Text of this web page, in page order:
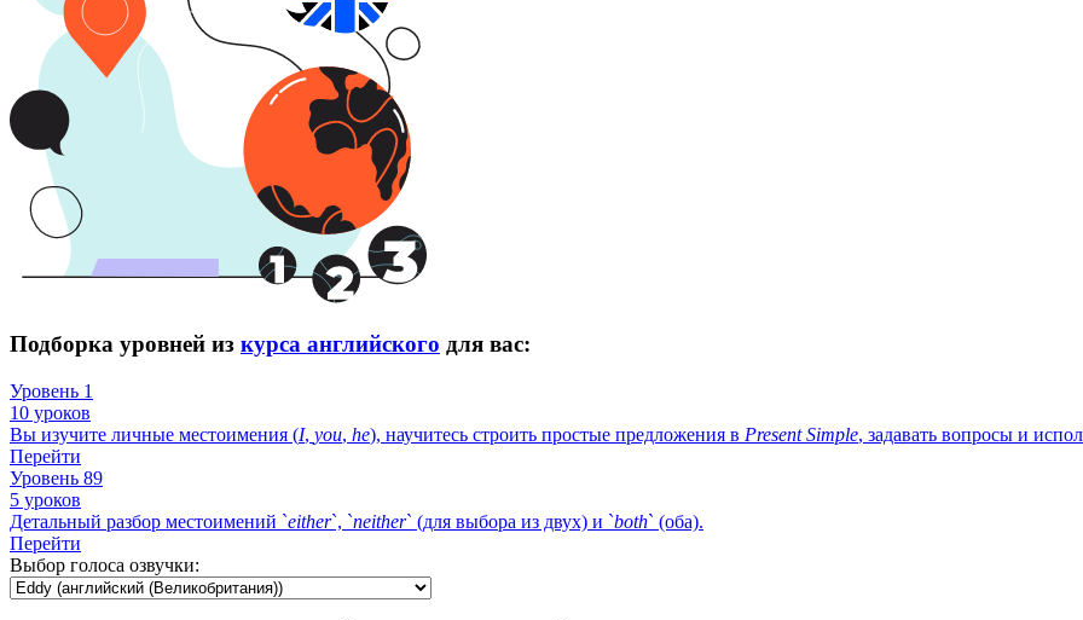
Подборка уровней из курса английского для вас:
Уровень 1
10 уроков
Вы изучите личные местоимения (I, you, he), научитесь строить простые предложения в Present Simple, задавать вопросы и
Перейти
Уровень 89
5 уроков
Детальный разбор местоимений `either`, `neither` (для выбора из двух) и `both` (оба).
Перейти
Выбор голоса озвучки: